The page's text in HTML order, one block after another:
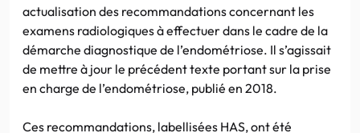
actualisation des recommandations concernant les
examens radiologiques à effectuer dans le cadre de la
démarche diagnostique de l’endométriose. Il s’agissait
de mettre à jour le précédent texte portant sur la prise
en charge de l’endométriose, publié en 2018.
Ces recommandations, labellisées HAS, ont été